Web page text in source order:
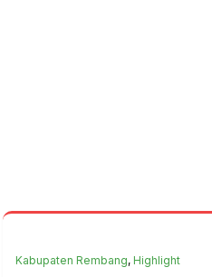
Kabupaten Rembang, Highlight